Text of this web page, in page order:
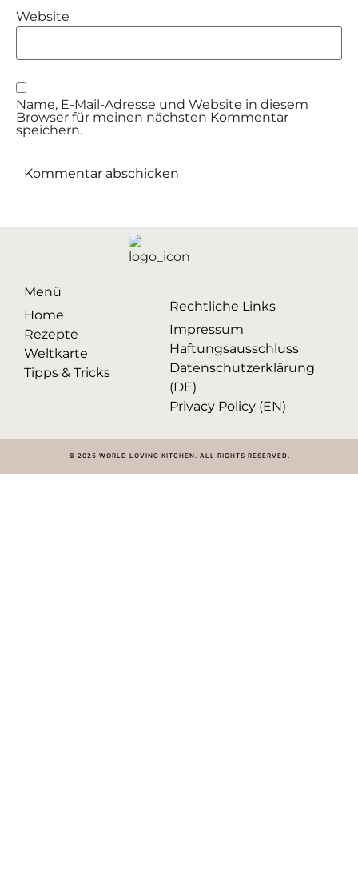
Website
Name, E-Mail-Adresse und Website in diesem
Browser für meinen nächsten Kommentar
speichern.
Menü
Home
Rezepte
Weltkarte
Tipps & Tricks
Rechtliche Links
Impressum
Haftungsausschluss
Datenschutzerklärung
(DE)
Privacy Policy (EN)
© 2025 WORLD LOVING KITCHEN. ALL RIGHTS RESERVED.